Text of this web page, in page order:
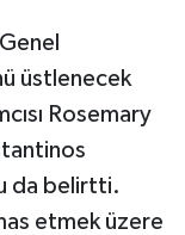
üstlenecek
Rosemary
da belirtti.
etmek üzere